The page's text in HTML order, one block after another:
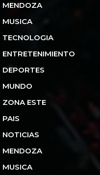
MENDOZA
MUSICA
TECNOLOGIA
ENTRETENIMIENTO
DEPORTES
MUNDO
ZONA ESTE
PAIS
NOTICIAS
MENDOZA
MUSICA